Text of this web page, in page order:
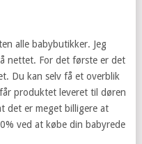
alle babybutikker. Jeg
nettet. For det første er det
Du kan selv få et overblik
produktet leveret til døren
det er meget billigere at
ved at købe din babyrede